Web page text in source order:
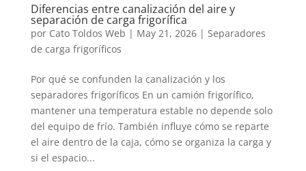
Diferencias entre canalización del aire y
separación de carga frigorífica
por Cato Toldos Web | May 21, 2026| Separadores
de carga frigoríficos
Por qué se confunden la canalización y los
separadores frigoríficos En un camión frigorífico,
mantener una temperatura estable no depende solo
del equipo de frío. También influye cómo se reparte
el aire dentro de la caja, cómo se organiza la carga y
si el espacio...